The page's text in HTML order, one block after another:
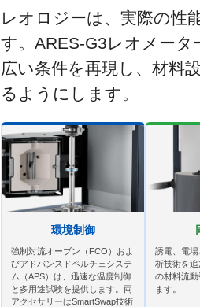
レオロジーは、実際の性
す。ARES‑G3レオメー
広い条件を再現し、材料
るようにします。
環境制御
強制対流オーブン（FCO）およ
びアドバンスドペルチェシステ
ム（APS）は、迅速な温度制御
と多用途試験を提供します。両
アクセサリーはSmartSwap技術
誘電、電
析技術を
の材料流
ます。